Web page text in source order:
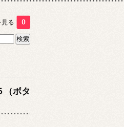
る 0
（ボタ